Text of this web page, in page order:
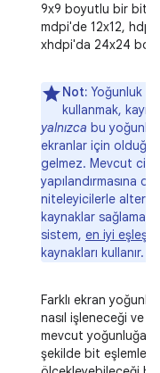
9x9 boyutlu bir
mdpi'de 12x12,
xhdpi'da 24x24
Not: Yoğunluk
kullanmak,
yalnızca bu
ekranlar için olduğu
gelmez. Mevcut
yapılandırmasına
niteleyicilerle
kaynaklar
sistem, en iyi
kaynakları kullanır.
Farklı ekran
nasıl işleneceği ve
mevcut yoğunluğa
şekilde bit